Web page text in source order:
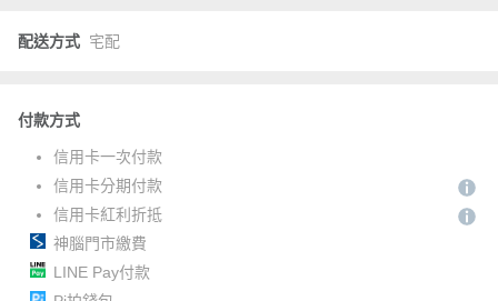
配送方式 宅配
付款方式
信用卡一次付款
信用卡分期付款
信用卡紅利折抵
神腦門市繳費
LINE Pay付款